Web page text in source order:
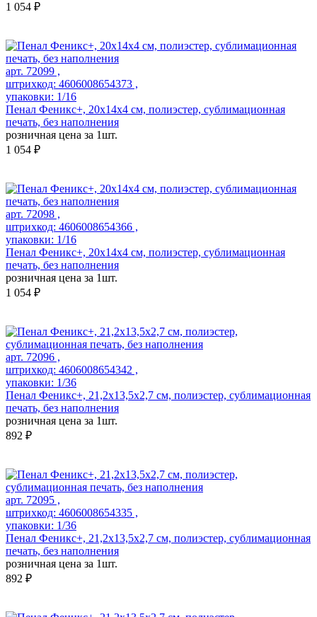
1 054 ₽
арт. 72099 ,
штрихкод: 4606008654373 ,
упаковки: 1/16
Пенал Феникс+, 20х14х4 см, полиэстер, сублимационная
печать, без наполнения
розничная цена за 1шт.
1 054 ₽
арт. 72098 ,
штрихкод: 4606008654366 ,
упаковки: 1/16
Пенал Феникс+, 20х14х4 см, полиэстер, сублимационная
печать, без наполнения
розничная цена за 1шт.
1 054 ₽
арт. 72096 ,
штрихкод: 4606008654342 ,
упаковки: 1/36
Пенал Феникс+, 21,2х13,5х2,7 см, полиэстер, сублимационная
печать, без наполнения
розничная цена за 1шт.
892 ₽
арт. 72095 ,
штрихкод: 4606008654335 ,
упаковки: 1/36
Пенал Феникс+, 21,2х13,5х2,7 см, полиэстер, сублимационная
печать, без наполнения
розничная цена за 1шт.
892 ₽